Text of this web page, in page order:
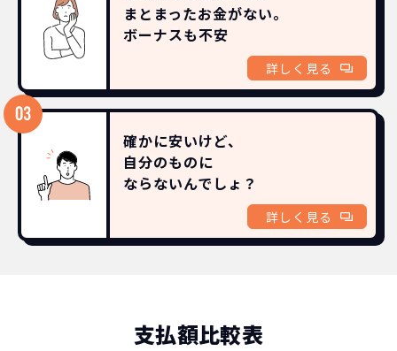
まとまったお金がない。
ボーナスも不安
詳しく見る
確かに安いけど、
自分のものに
ならないんでしょ？
詳しく見る
支払額比較表